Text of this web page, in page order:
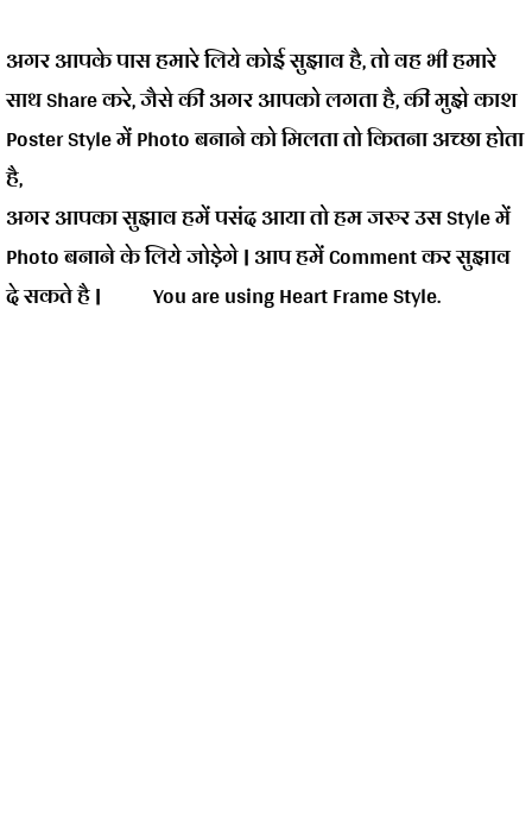
अगर आपके पास हमारे लिये कोई सुझाव है, तो वह भी हमारे
साथ Share करे, जैसे की अगर आपको लगता है, की मुझे काश
Poster Style में Photo बनाने को मिलता तो कितना अच्छा होता
है,
अगर आपका सुझाव हमें पसंद आया तो हम जरुर उस Style में
Photo बनाने के लिये जोड़ेगे | आप हमें Comment कर सुझाव
दे सकते है | You are using Heart Frame Style.